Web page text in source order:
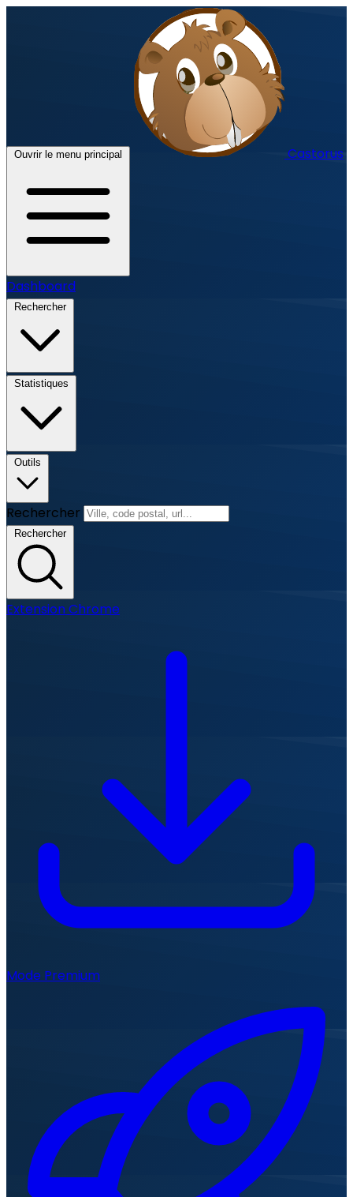
Ouvrir le menu principal Castorus
Dashboard
Rechercher
Statistiques
Outils
Rechercher
Rechercher
Extension Chrome
Mode Premium